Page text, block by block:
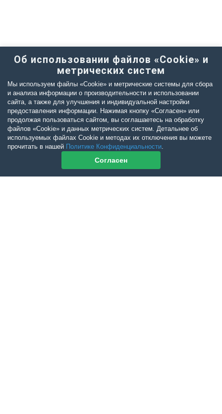
Об использовании файлов «Cookie» и
метрических систем
Мы используем файлы «Cookie» и метрические системы для сбора
и анализа информации о производительности и использовании
сайта, а также для улучшения и индивидуальной настройки
предоставления информации. Нажимая кнопку «Согласен» или
продолжая пользоваться сайтом, вы соглашаетесь на обработку
файлов «Cookie» и данных метрических систем. Детальнее об
используемых файлах Cookie и методах их отключения вы можете
прочитать в нашей Политике Конфиденциальности.
Согласен